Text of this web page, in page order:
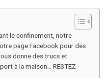
le confinement, notre
page Facebook pour des
donne des trucs et
à la maison… RESTEZ